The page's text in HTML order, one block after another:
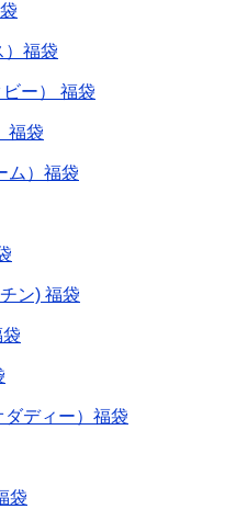
）福袋
ー） 福袋
福袋
ム）福袋
ン) 福袋
ディー）福袋
袋